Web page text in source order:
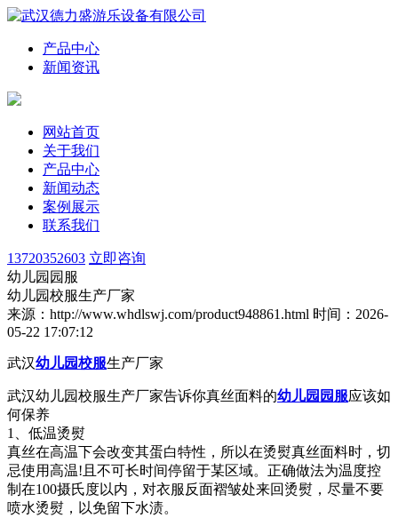
产品中心
新闻资讯
网站首页
关于我们
产品中心
新闻动态
案例展示
联系我们
13720352603 立即咨询
幼儿园园服
幼儿园校服生产厂家
来源：http://www.whdlswj.com/product948861.html 时间：2026-
05-22 17:07:12
武汉幼儿园校服生产厂家
武汉幼儿园校服生产厂家告诉你真丝面料的幼儿园园服应该如
何保养
1、低温烫熨
真丝在高温下会改变其蛋白特性，所以在烫熨真丝面料时，切
忌使用高温!且不可长时间停留于某区域。正确做法为温度控
制在100摄氏度以内，对衣服反面褶皱处来回烫熨，尽量不要
喷水烫熨，以免留下水渍。